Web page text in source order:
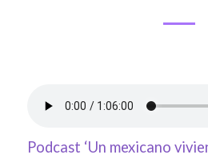
Podcast ‘Un mexicano